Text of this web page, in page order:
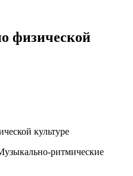
физической
культуре
ритмические